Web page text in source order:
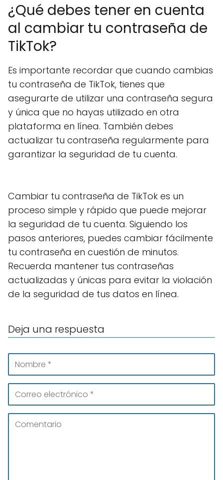
¿Qué debes tener en cuenta
al cambiar tu contraseña de
TikTok?
Es importante recordar que cuando cambias
tu contraseña de TikTok, tienes que
asegurarte de utilizar una contraseña segura
y única que no hayas utilizado en otra
plataforma en línea. También debes
actualizar tu contraseña regularmente para
garantizar la seguridad de tu cuenta.
Cambiar tu contraseña de TikTok es un
proceso simple y rápido que puede mejorar
la seguridad de tu cuenta. Siguiendo los
pasos anteriores, puedes cambiar fácilmente
tu contraseña en cuestión de minutos.
Recuerda mantener tus contraseñas
actualizadas y únicas para evitar la violación
de la seguridad de tus datos en línea.
Deja una respuesta